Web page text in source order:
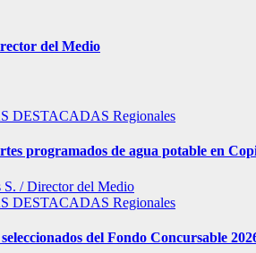
del Medio
DESTACADAS Regionales
programados de agua potable en
S. / Director del Medio
DESTACADAS Regionales
del Fondo Concursable